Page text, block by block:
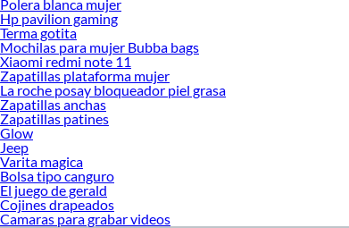
Polera blanca mujer
Hp pavilion gaming
Terma gotita
Mochilas para mujer Bubba bags
Xiaomi redmi note 11
Zapatillas plataforma mujer
La roche posay bloqueador piel grasa
Zapatillas anchas
Zapatillas patines
Glow
Jeep
Varita magica
Bolsa tipo canguro
El juego de gerald
Cojines drapeados
Camaras para grabar videos